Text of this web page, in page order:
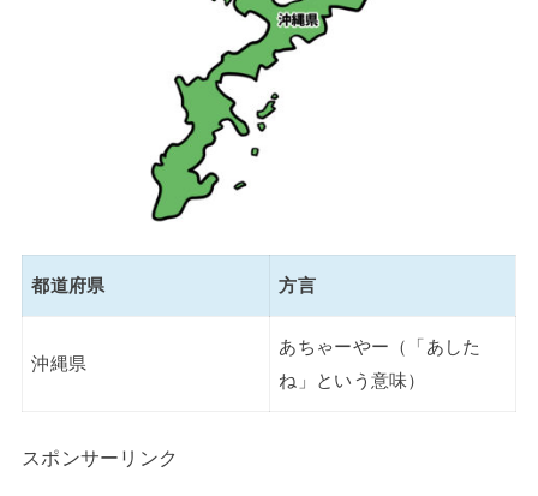
都道府県 方言
沖縄県
あちゃーやー（「あした
ね」という意味）
スポンサーリンク